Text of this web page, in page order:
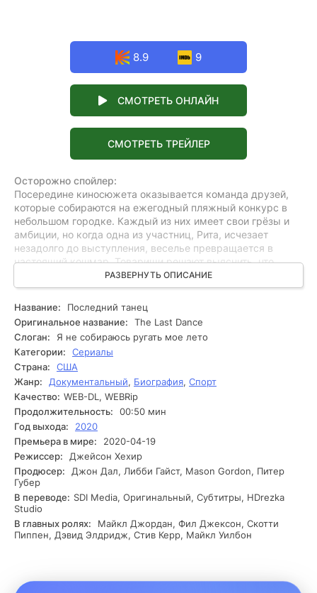
8.9 9
СМОТРЕТЬ ОНЛАЙН
СМОТРЕТЬ ТРЕЙЛЕР
Осторожно спойлер:
Посередине киносюжета оказывается команда друзей,
которые собираются на ежегодный пляжный конкурс в
небольшом городке. Каждый из них имеет свои грёзы и
амбиции, но когда одна из участниц, Рита, исчезает
незадолго до выступления, веселье превращается в
настоящий кошмар. Товарищи решают выяснить, что
произошло с Ритой, и начинают собственное
расследование, стараясь понять, кто мог быть замешан в
её пропаже. Их поиски приводят к неожиданным
открытиям, которые ставят под сомнение доверие между
ними. Исследование обостряется, и иногда друзья
находят следы, указывающие на возможные инциденты в
их окружении. Каждый из них начинает сомневаться в
доброжелательности других, и напряжение нарастает. В
процессе розыска они сталкиваются с тайнами, которые
давным-давно считались забытыми, но всё же влияют на
их жизни. В атмосфере нарастающей паранойи и
недоверия у них заканчивается время, и они понимают,
что должны действовать быстро, иначе последствия
могут быть необратимыми. В самый напряжённый
момент, когда они на грани раскрытия правды,
появляется новый свидетель, который может изменить
всё.
РАЗВЕРНУТЬ ОПИСАНИЕ
Название:
Последний танец
Оригинальное название:
The Last Dance
Слоган:
Я не собираюсь ругать мое лето
Категории:
Сериалы
Страна:
США
Жанр:
Документальный, Биография, Спорт
Качество: WEB-DL, WEBRip
Продолжительность:
00:50 мин
Год выхода:
2020
Премьера в мире:
2020-04-19
Режиссер:
Джейсон Хехир
Продюсер:
Джон Дал, Либби Гайст, Mason Gordon, Питер
Губер
В переводе: SDI Media, Оригинальный, Субтитры, HDrezka
Studio
В главных ролях:
Майкл Джордан, Фил Джексон, Скотти
Пиппен, Дэвид Элдридж, Стив Керр, Майкл Уилбон